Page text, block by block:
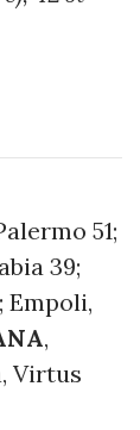
51;
39;
Empoli,
,
Virtus